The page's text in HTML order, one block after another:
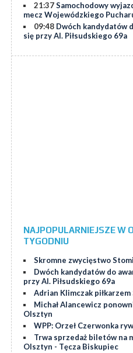
21:37Samochodowy
mecz Wojewódzkiego
09:48 Dwóch kandydatów
się przy Al. Piłsudskiego 69a
NAJPOPULARNIEJSZE W
TYGODNIU
Skromne zwycięstwo
Dwóch kandydatów do
przy Al. Piłsudskiego 69a
Adrian Klimczak
Michał Alancewicz
Olsztyn
WPP: Orzeł Czerwonka
Trwa sprzedaż biletów na
Olsztyn - Tęcza Biskupiec